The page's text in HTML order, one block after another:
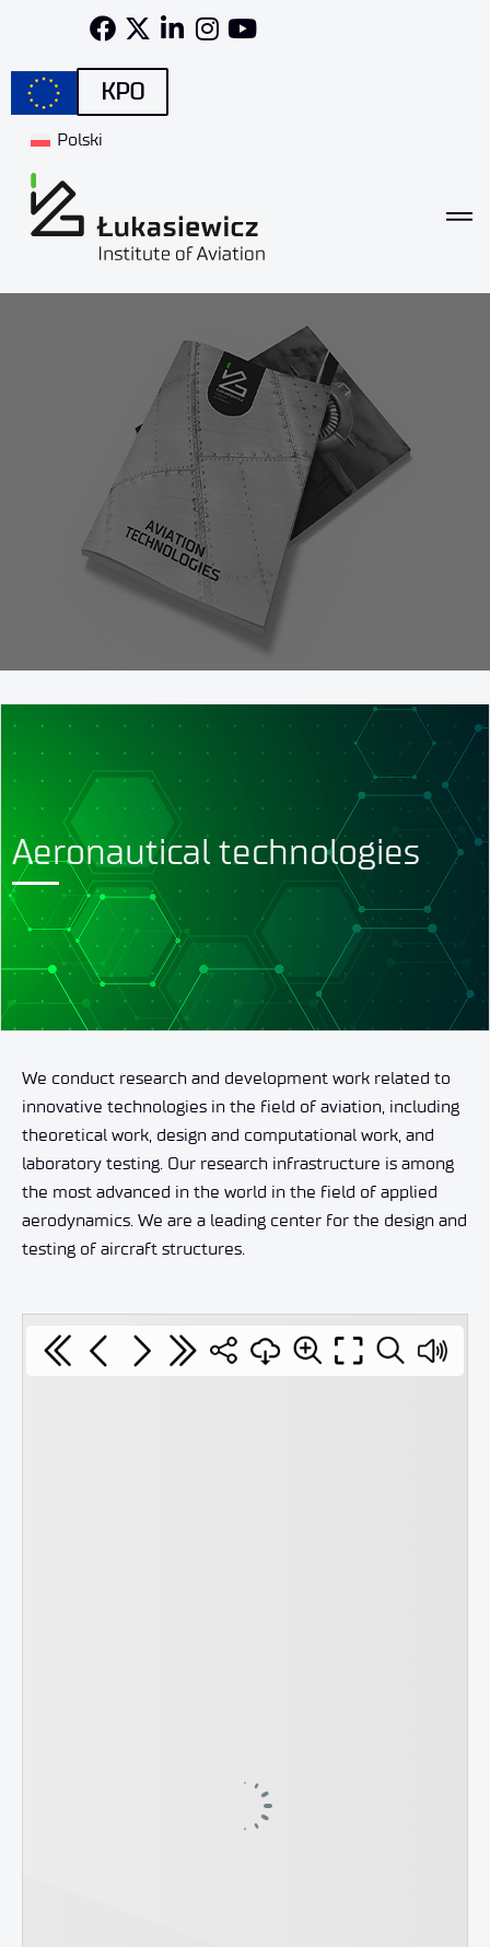
KPO
Polski
Aeronautical technologies
We conduct research and development work related to
innovative technologies in the field of aviation, including
theoretical work, design and computational work, and
laboratory testing. Our research infrastructure is among
the most advanced in the world in the field of applied
aerodynamics. We are a leading center for the design and
testing of aircraft structures.